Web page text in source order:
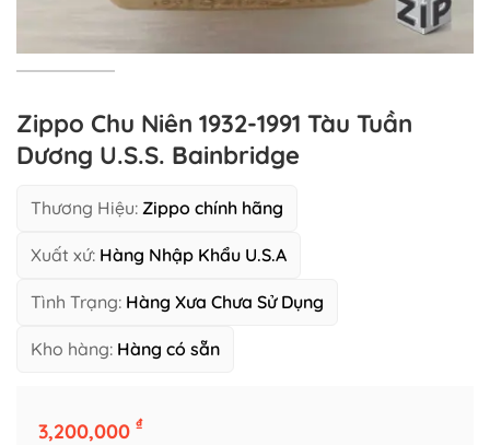
Zippo Chu Niên 1932-1991 Tàu Tuần
Dương U.S.S. Bainbridge
Thương Hiệu: Zippo chính hãng
Xuất xứ: Hàng Nhập Khẩu U.S.A
Tình Trạng: Hàng Xưa Chưa Sử Dụng
Kho hàng: Hàng có sẵn
3,200,000 ₫
Zippo Chu Niên 1932-1991 Tàu Tuần Dương U.S.S. Bainbridge số